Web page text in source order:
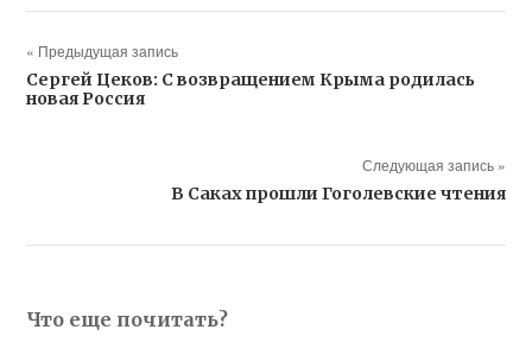
« Предыдущая запись
Сергей Цеков: С возвращением Крыма родилась
новая Россия
Следующая запись »
В Саках прошли Гоголевские чтения
Что еще почитать?